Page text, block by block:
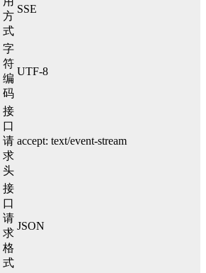
方
式
SSE
字
符
编
码
UTF-8
接
口
请
求
头
accept: text/event-stream
接
口
请
求
格
式
JSON